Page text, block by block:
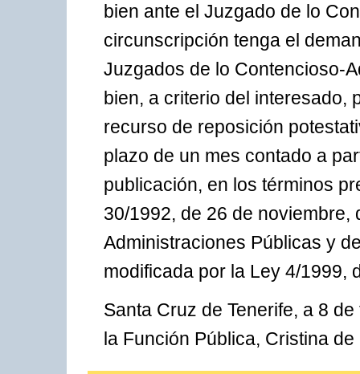
bien ante el Juzgado de lo
circunscripción tenga el
Juzgados de lo Contencioso-
bien, a criterio del interesado,
recurso de reposición
plazo de un mes contado a
publicación, en los términos
30/1992, de 26 de
Administraciones Públicas y
modificada por la Ley 4/1999,
Santa Cruz de Tenerife, a 8
la Función Pública, Cristina